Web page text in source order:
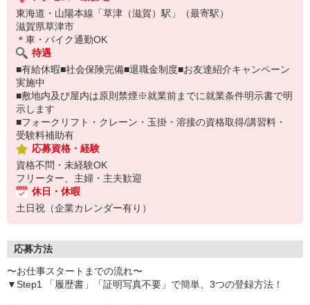
東海道・山陽本線「草津（滋賀）駅」（最寄駅）
滋賀県草津市
＊車・バイク通勤OK
待遇
■有給休暇■社会保険完備■退職金制度■お友達紹介キャンペーン
実施中
■敷地内及び屋内は原則禁煙※就業前までに就業条件明示書で明
示します
■フォークリフト・クレーン・玉掛・溶接の資格取得/講習料・
受験料補助有
応募資格・経験
資格不問・未経験OK
フリーター、主婦・主夫歓迎
休日・休暇
土日祝（企業カレンダー有り）
応募方法
〜お仕事スタートまでの流れ〜
▼Step1 「履歴書」「証明写真不要」で簡単、3つの登録方法！